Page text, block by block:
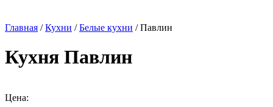
Главная /Кухни /Белые кухни / Павлин
Кухня Павлин
Цена: